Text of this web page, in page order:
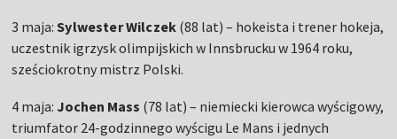
3 maja:Sylwester Wilczek (88 lat) – hokeista i trener hokeja,
uczestnik igrzysk olimpijskich w Innsbrucku w 1964 roku,
sześciokrotny mistrz Polski.
4 maja: Jochen Mass (78 lat) – niemiecki kierowca wyścigowy,
triumfator 24-godzinnego wyścigu Le Mans i jednych